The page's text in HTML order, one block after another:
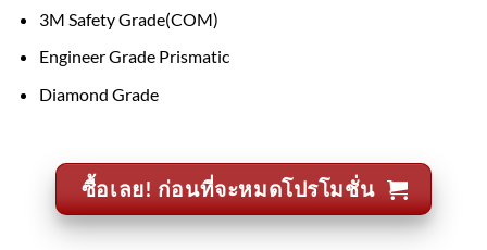
3M Safety Grade(COM)
Engineer Grade Prismatic
Diamond Grade
ซื้อเลย! ก่อนที่จะหมดโปรโมชั่น